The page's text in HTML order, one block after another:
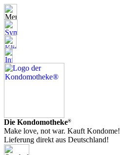
Die Kondomotheke®
Make love, not war. Kauft Kondome!
Lieferung direkt aus Deutschland!